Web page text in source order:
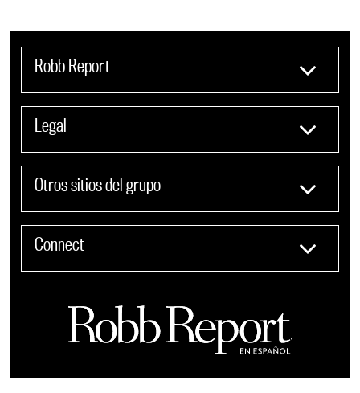
Robb Report
Legal
Otros sitios del grupo
Connect